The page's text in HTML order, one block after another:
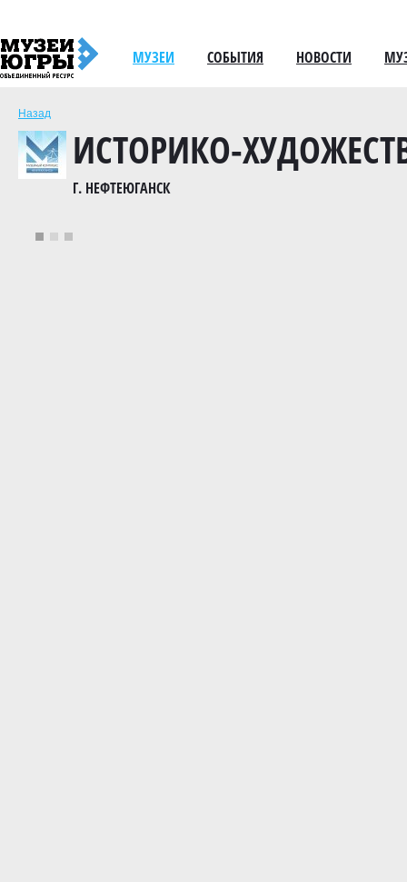
МУЗЕИ СОБЫТИЯ НОВОСТИ
Назад
ИСТОРИКО-
Г. НЕФТЕЮГАНСК